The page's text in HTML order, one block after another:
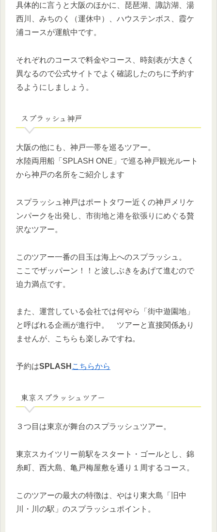
具体的に言うと大阪のほかに、琵琶湖、諏訪湖、湯
西川、みちのく（運休中）、ハウステンボス、霞ケ
浦コースが運航中です。
それぞれのコースで料金やコース、時刻表が大きく
異なるので公式サイトでよく確認したのちに予約す
るようにしましょう。
スプラッシュ神戸
大阪の他にも、神戸一帯を巡るツアー。
水陸両用船「SPLASH ONE」で巡る神戸観光ルート
から神戸の名所をご紹介します
スプラッシュ神戸はポートタワー近くの神戸メリケ
ンパークを出発し、市街地と港を欲張りにめぐる贅
沢なツアー。
このツアー一番の目玉は海上へのスプラッシュ。
ここでザッパーン！！と波しぶきをあげて進むので
迫力満点です。
また、運営している会社では何やら「街中遊園地」
と呼ばれる企画が進行中。 ツアーと直接関係あり
ませんが、こちらも楽しみですね。
予約はSPLASH こちらから
東京スプラッシュツアー
３つ目は東京が舞台のスプラッシュツアー。
東京スカイツリー前駅をスタート・ゴールとし、錦
糸町、西大島、亀戸梅屋敷を通り１周するコース。
このツアーの最大の特徴は、やはり東大島「旧中
川・川の駅」のスプラッシュポイント。